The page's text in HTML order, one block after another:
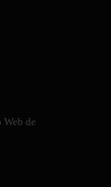
Web de